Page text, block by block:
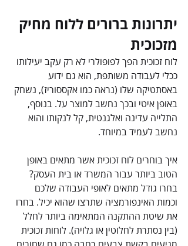
יתרונות ברורים ללוח מחיק
מזכוכית
לוח זכוכית הפך לפופולרי לא רק עקב יעילותו
ככלי לעבודה משותפת, הוא גם ידוע
באסתטיקה שלו (נראה כמו אקססוריז), נשחק
באופן איטי ובכך נחשב למוצר על. בנוסף,
התלייה עדינה ואלגנטית, קל לנקותו והוא
נחשב לעמיד במיוחד.
איך בוחרים לוח זכוכית אשר מתאים באופן
הטוב ביותר עבור המשרד או בית העסק?
בחרו גודל מתאים לאופי העבודה שלכם
וכמות האינפורמציה שתרצו שהוא יכיל. בחרו
את שיטת ההתקנה המתאימה ביותר לחלל
(בין נסתרת לחלוטין או גלויה). לוחות זכוכית